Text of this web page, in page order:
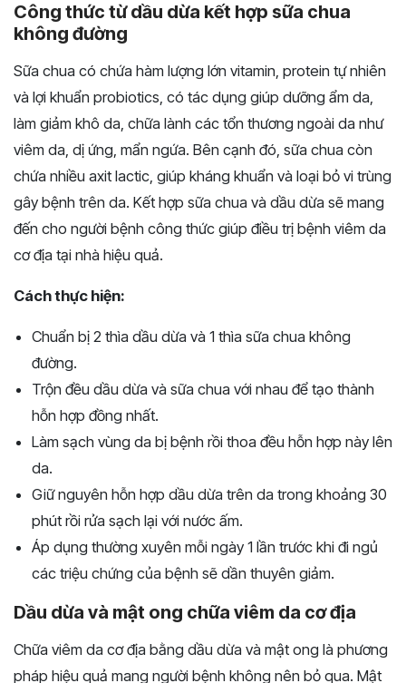
Công thức từ dầu dừa kết hợp sữa chua
không đường
Sữa chua có chứa hàm lượng lớn vitamin, protein tự nhiên
và lợi khuẩn probiotics, có tác dụng giúp dưỡng ẩm da,
làm giảm khô da, chữa lành các tổn thương ngoài da như
viêm da, dị ứng, mẩn ngứa. Bên cạnh đó, sữa chua còn
chứa nhiều axit lactic, giúp kháng khuẩn và loại bỏ vi trùng
gây bệnh trên da. Kết hợp sữa chua và dầu dừa sẽ mang
đến cho người bệnh công thức giúp điều trị bệnh viêm da
cơ địa tại nhà hiệu quả.
Cách thực hiện:
Chuẩn bị 2 thìa dầu dừa và 1 thìa sữa chua không
đường.
Trộn đều dầu dừa và sữa chua với nhau để tạo thành
hỗn hợp đồng nhất.
Làm sạch vùng da bị bệnh rồi thoa đều hỗn hợp này lên
da.
Giữ nguyên hỗn hợp dầu dừa trên da trong khoảng 30
phút rồi rửa sạch lại với nước ấm.
Áp dụng thường xuyên mỗi ngày 1 lần trước khi đi ngủ
các triệu chứng của bệnh sẽ dần thuyên giảm.
Dầu dừa và mật ong chữa viêm da cơ địa
Chữa viêm da cơ địa bằng dầu dừa và mật ong là phương
pháp hiệu quả mang người bệnh không nên bỏ qua. Mật